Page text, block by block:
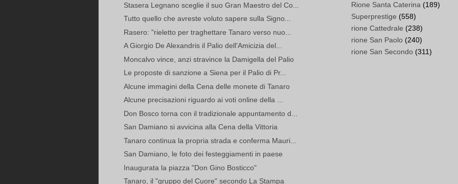
Stasera Legnano sceglie il suo Gran Maestro del Co...
Tutto quello che avreste voluto sapere sulla Signo...
Rasero: "rieletto per traghettare Tanaro verso nuo...
A Giorgio De Alexandris il Palio dell'Amicizia del...
Moncalvo vince, anzi stravince la Damigella del Palio
Le proposte di sanzione a Siena per il Palio di Pr...
Alcune immagini della Cena delle monete di Tanaro
Alcune precisazioni riguardo ai voti online della ...
Don Bosco torna con il tradizionale appuntamento d...
San Damiano si avvicina alla Cena della Vittoria
Tanaro continua la propria strada e conferma Mauri...
San Damiano, le foto dei festeggiamenti in paese
Inaugurata la piazza "Don Gino Bosticco"
Tanaro, il "gruppo del Cuore" secondo La Stampa
Rione Santa Caterina (189)
Superprestige (558)
rione Cattedrale (238)
rione San Paolo (240)
rione San Secondo (311)